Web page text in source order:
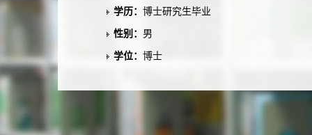
学历： 博士研究生毕业
性别： 男
学位： 博士